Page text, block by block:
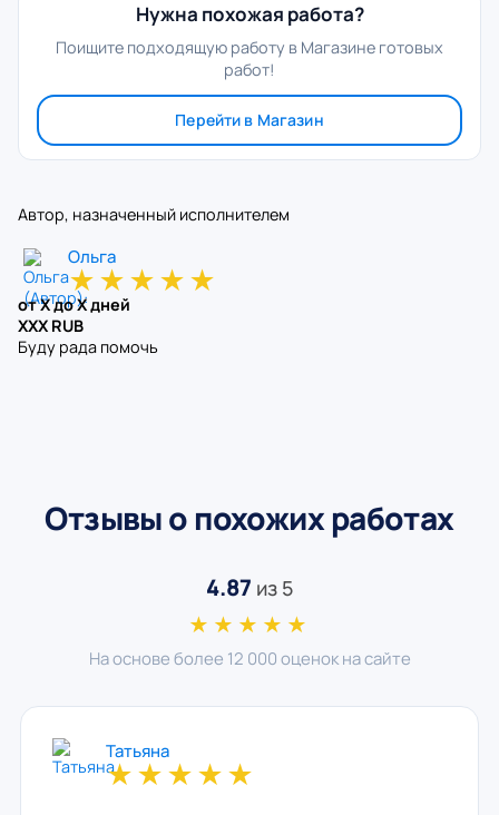
Нужна похожая работа?
Поищите подходящую работу в Магазине готовых
работ!
Перейти в Магазин
Автор, назначенный исполнителем
Ольга
★★★★★
от X до X дней
XXX RUB
Буду рада помочь
Отзывы о похожих работах
4.87 из 5
★★★★★
На основе более 12 000 оценок на сайте
Татьяна
★★★★★